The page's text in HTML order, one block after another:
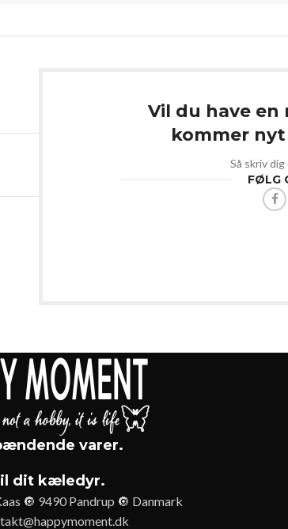
Vil du have en
kommer nyt
Så skriv
FØLG
varer.
dit kæledyr.
🔘 9490 Pandrup 🔘 Danmark